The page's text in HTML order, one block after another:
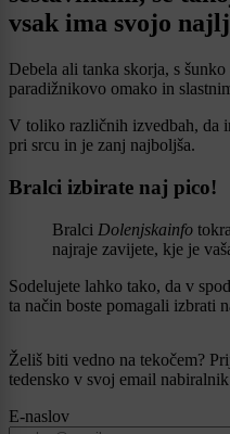
vsak ima svojo
Debela ali tanka skorja, s
paradižnikovo omako in
V toliko različnih izvedbah, da
pri srcu in je zanj najboljša.
Bralci izbirate naj pico!
Bralci Dolenjskainfo
najraje zavijete, kje je
Sodelujete lahko tako, da v
ta način boste pomagali izbrati
Želiš biti vedno na tekočem?
tedensko v svoj email
E-naslov